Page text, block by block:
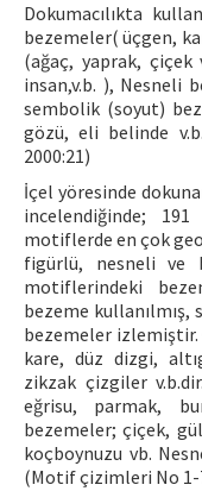
Dokumacılıkta
bezemeler( üçgen,
(ağaç, yaprak,
insan,v.b. ), Nesneli
sembolik (soyut)
gözü, eli belinde
2000:21)
İçel yöresinde
incelendiğinde;
motiflerde en çok
figürlü, nesneli ve
motiflerindeki
bezeme
bezemeler
kare, düz dizgi,
zikzak çizgiler
eğrisu, parmak,
bezemeler; çiçek,
koçboynuzu vb.
(Motif çizimleri No 1-